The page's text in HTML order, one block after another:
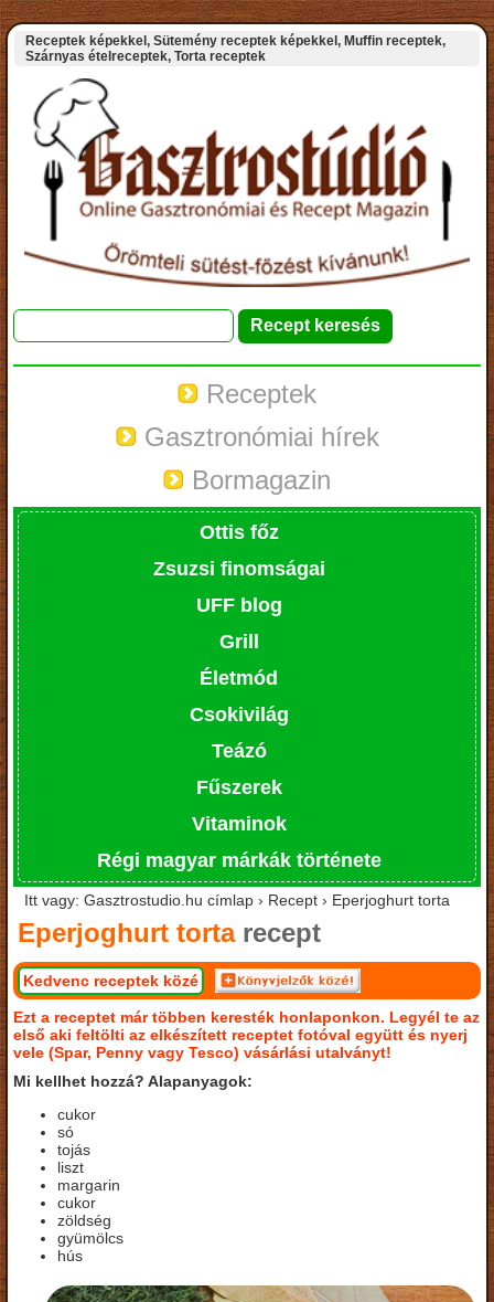
Receptek képekkel, Sütemény receptek képekkel, Muffin receptek,
Szárnyas ételreceptek, Torta receptek
Receptek
Gasztronómiai hírek
Bormagazin
Ottis főz
Zsuzsi finomságai
UFF blog
Grill
Életmód
Csokivilág
Teázó
Fűszerek
Vitaminok
Régi magyar márkák története
Itt vagy: Gasztrostudio.hu címlap › Recept › Eperjoghurt torta
Eperjoghurt tortarecept
Kedvenc receptek közé
Ezt a receptet már többen keresték honlaponkon. Legyél te az
első aki feltölti az elkészített receptet fotóval együtt és nyerj
vele (Spar, Penny vagy Tesco) vásárlási utalványt!
Mi kellhet hozzá? Alapanyagok:
cukor
só
tojás
liszt
margarin
cukor
zöldség
gyümölcs
hús